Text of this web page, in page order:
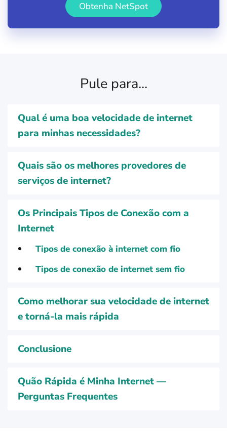
Obtenha NetSpot
Pule para...
Qual é uma boa velocidade de internet
para minhas necessidades?
Quais são os melhores provedores de
serviços de internet?
Os Principais Tipos de Conexão com a
Internet
Tipos de conexão à internet com fio
Tipos de conexão de internet sem fio
Como melhorar sua velocidade de internet
e torná-la mais rápida
Conclusione
Quão Rápida é Minha Internet —
Perguntas Frequentes